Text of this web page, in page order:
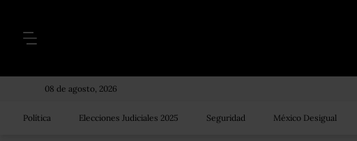
08 de agosto, 2026
Política Elecciones Judiciales 2025 Seguridad México Desigual